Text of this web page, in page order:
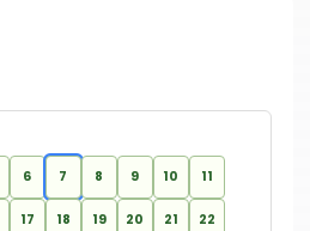
6 7 8 9 10 11
17 18 19 20 21 22